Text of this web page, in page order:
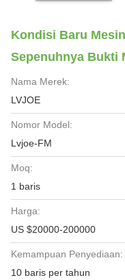
Kondisi Baru
Sepenuhnya Bukti
Nama Merek:
LVJOE
Nomor Model:
Lvjoe-FM
Moq:
1 baris
Harga:
US $20000-200000
Kemampuan Penyediaan:
10 baris per tahun